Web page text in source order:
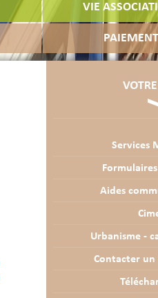
VIE
Services
Aides
Urbanisme -
Contacter un